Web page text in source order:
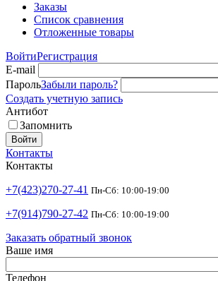
Заказы
Список сравнения
Отложенные товары
ВойтиРегистрация
E-mail
ПарольЗабыли пароль?
Создать учетную запись
Антибот
Запомнить
Войти
Контакты
Контакты
+7(423)270-27-41 Пн-Сб: 10:00-19:00
+7(914)790-27-42 Пн-Сб: 10:00-19:00
Заказать обратный звонок
Ваше имя
Телефон